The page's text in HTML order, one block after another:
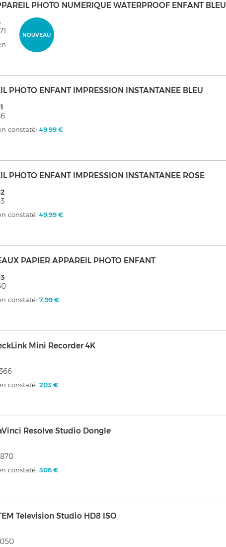
PHOTO NUMERIQUE WATERPROOF ENFANT BLEU
NOUVEAU
PHOTO ENFANT IMPRESSION INSTANTANEE BLEU
constaté:49,99 €
PHOTO ENFANT IMPRESSION INSTANTANEE ROSE
constaté:49,99 €
PAPIER APPAREIL PHOTO ENFANT
constaté:7,99 €
Mini Recorder 4K
constaté:203 €
Resolve Studio Dongle
constaté:306 €
Television Studio HD8 ISO